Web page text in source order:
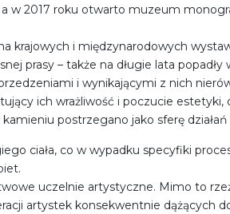
w 2017 roku otwarto muzeum
krajowych i międzynarodowych
prasy – także na długie lata
i wynikającymi z nich
ich wrażliwość i poczucie
postrzegano jako sferę
ciała, co w wypadku specyfiki
uczelnie artystyczne. Mimo to
artystek konsekwentnie dążących